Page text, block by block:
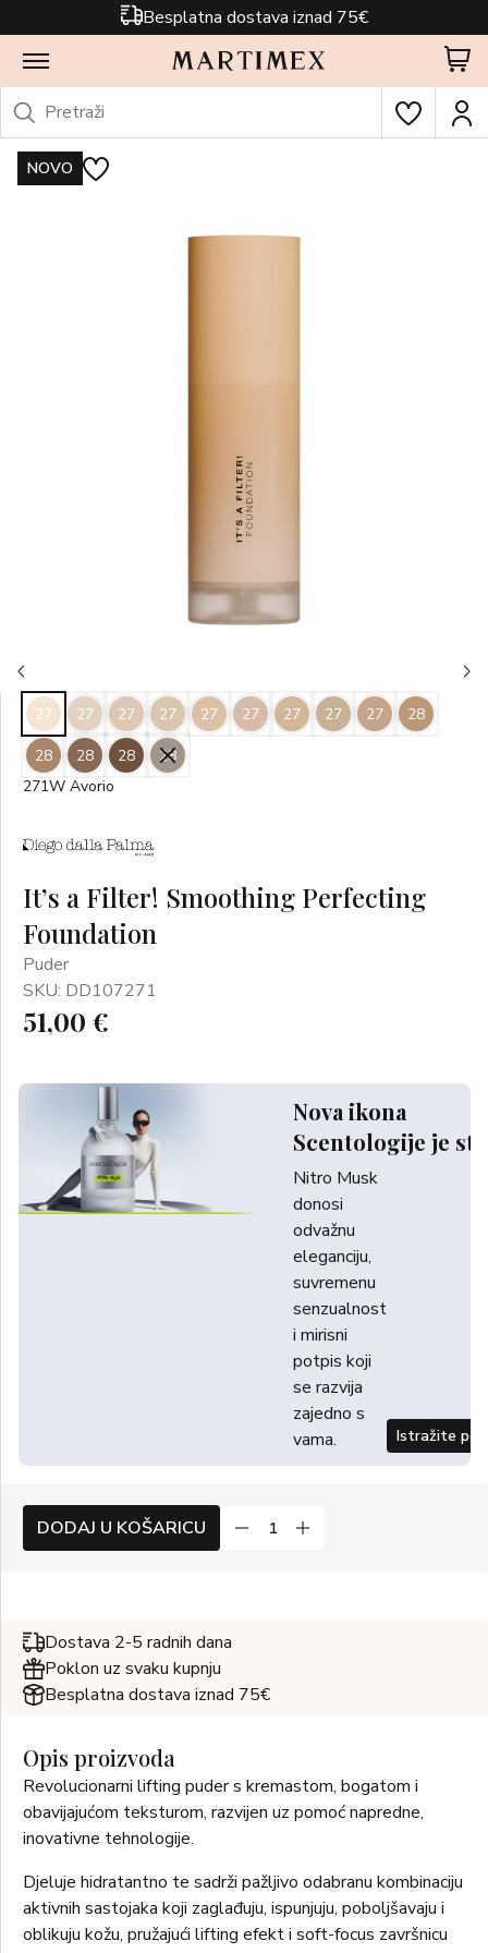
Besplatna dostava iznad 75€
NOVO
It’s a Filter! Smoothing Perfecting
Foundation
Puder
SKU: DD107271
51,00 €
Nova ikona
Scentologije je
Nitro Musk
donosi
odvažnu
eleganciju,
suvremenu
senzualnost
i mirisni
potpis koji
se razvija
zajedno s
vama.
Istražite
27 27 27 27 27 27 27 27 27
28
28
28 28
28
271W Avorio
DODAJ U KOŠARICU
Dostava 2-5 radnih dana
Poklon uz svaku kupnju
Besplatna dostava iznad 75€
Opis proizvoda
Revolucionarni lifting puder s kremastom, bogatom i
obavijajućom teksturom, razvijen uz pomoć napredne,
inovativne tehnologije.
Djeluje hidratantno te sadrži pažljivo odabranu kombinaciju
aktivnih sastojaka koji zaglađuju, ispunjuju, poboljšavaju i
oblikuju kožu, pružajući lifting efekt i soft-focus završnicu